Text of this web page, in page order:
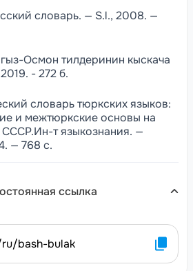
словарь. — S.l., 2008. —
Осмон тилдеринин кыскача
- 272 б.
словарь тюркских языков:
и межтюркские основы на
т языкознания. —
— 768 с.
ссылка
bash-bulak